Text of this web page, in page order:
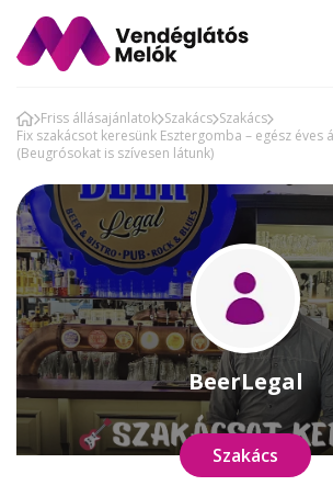
Friss állásajánlatok Szakács Szakács
Fix szakácsot keresünk Esztergomba – egész éves
(Beugrósokat is szívesen látunk)
BeerLegal
Szakács